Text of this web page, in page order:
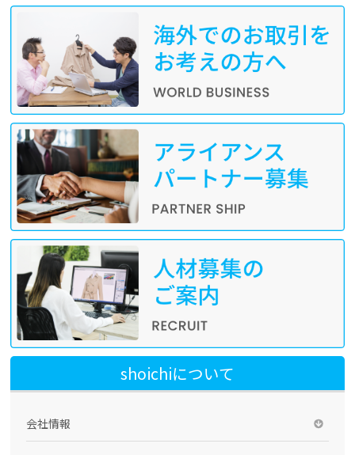
shoichiについて
会社情報